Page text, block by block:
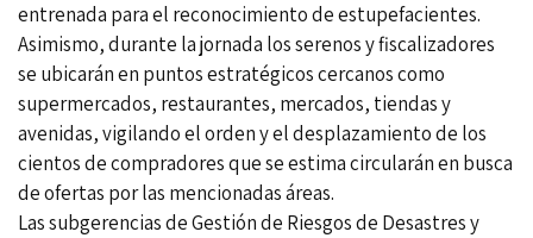
entrenada para el reconocimiento de estupefacientes.
Asimismo, durante la jornada los serenos y fiscalizadores
se ubicarán en puntos estratégicos cercanos como
supermercados, restaurantes, mercados, tiendas y
avenidas, vigilando el orden y el desplazamiento de los
cientos de compradores que se estima circularán en busca
de ofertas por las mencionadas áreas.
Las subgerencias de Gestión de Riesgos de Desastres y